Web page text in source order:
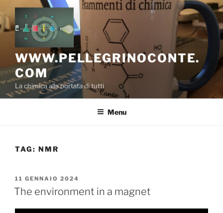
Salta
al
contenuto
WWW.PELLEGRINOCONTE.
COM
La chimica alla portata di tutti
Menu
TAG: NMR
PUBBLICATO
IL
11 GENNAIO 2024
The environment in a magnet